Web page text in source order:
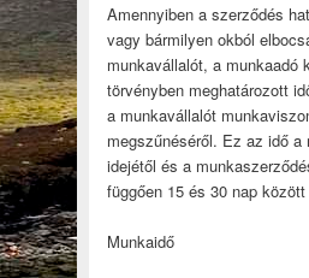
Amennyiben a szerződés
vagy bármilyen okból
munkavállalót, a munkaadó
törvényben meghatározott
a munkavállalót
megszűnéséről. Ez az idő a
idejétől és a
függően 15 és 30 nap
Munkaidő